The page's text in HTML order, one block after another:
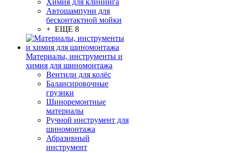
Химия для клининга
Автошампуни для
бесконтактной мойки
+ ЕЩЕ 8
Материалы, инструменты и
химия для шиномонтажа
Вентили для колёс
Балансировочные
грузики
Шиноремонтные
материалы
Ручной инструмент для
шиномонтажа
Абразивный
инструмент